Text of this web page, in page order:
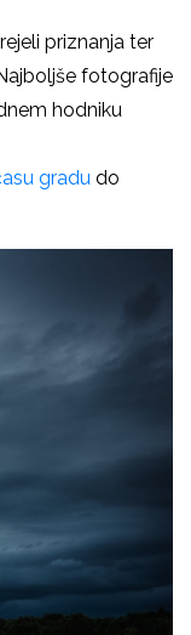
priznanja ter
fotografije
hodniku
gradu do